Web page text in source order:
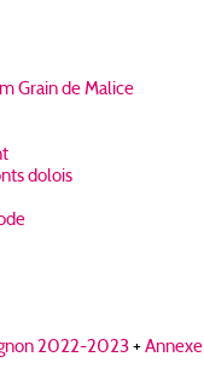
Grain de Malice
dolois
2022-2023 + Annexe